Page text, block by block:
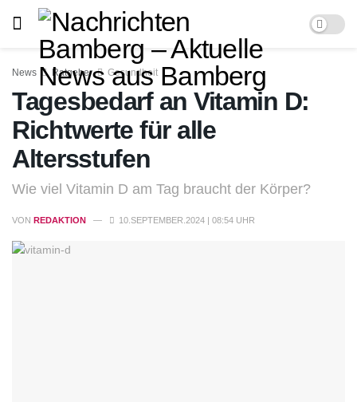
News Ratgeber Gesundheit
Tagesbedarf an Vitamin D:
Richtwerte für alle
Altersstufen
Wie viel Vitamin D am Tag braucht der Körper?
VON REDAKTION 10.SEPTEMBER.2024 | 08:54 UHR